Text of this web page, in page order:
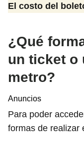
El costo del
¿Qué
un ticket o
metro?
Anuncios
Para poder
formas de realizar